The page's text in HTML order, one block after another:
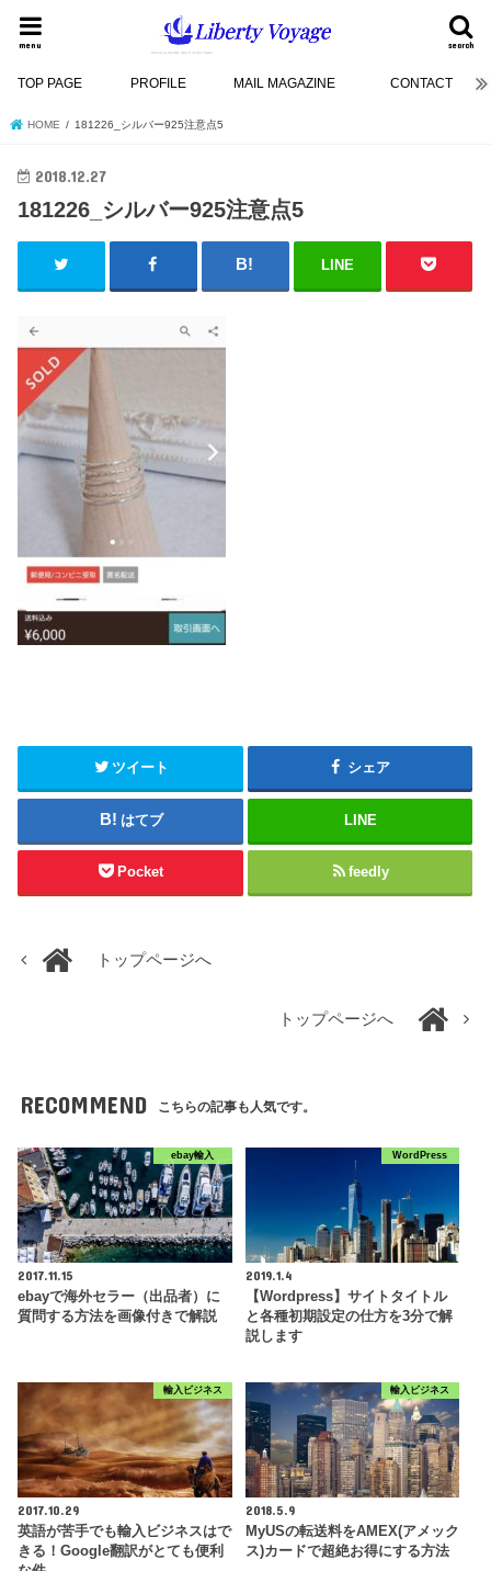
search
menu
TOP PAGE PROFILE MAIL MAGAZINE CONTACT
HOME 181226_シルバー925注意点5
2018.12.27
181226_シルバー925注意点5
LINE
ツイート シェア
はてブ LINE
Pocket feedly
トップページへ
トップページへ
RECOMMEND こちらの記事も人気です。
ebay輸入
2017.11.15
ebayで海外セラー（出品者）に
質問する方法を画像付きで解説
WordPress
2019.1.4
【Wordpress】サイトタイトル
と各種初期設定の仕方を3分で解
説します
輸入ビジネス
2017.10.29
英語が苦手でも輸入ビジネスはで
きる！Google翻訳がとても便利
輸入ビジネス
2018.5.9
MyUSの転送料をAMEX(アメック
ス)カードで超絶お得にする方法